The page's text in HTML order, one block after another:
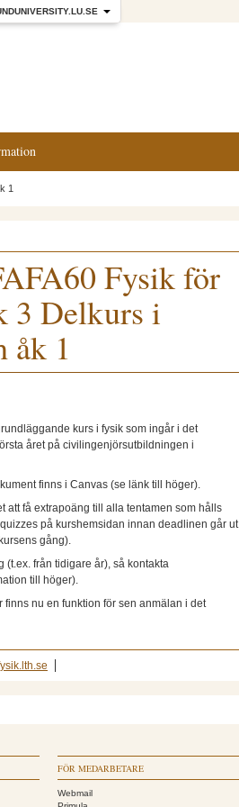
1
Fysik för
3 Delkurs i
åk 1
kurs i fysik som ingår i det
året på civilingenjörsutbildningen i
finns i Canvas (se länk till höger).
att få extrapoäng till alla tentamen som hålls
på kurshemsidan innan deadlinen går ut
gång).
(t.ex. från tidigare år), så kontakta
till höger).
finns nu en funktion för sen anmälan i det
FÖR MEDARBETARE
Webmail